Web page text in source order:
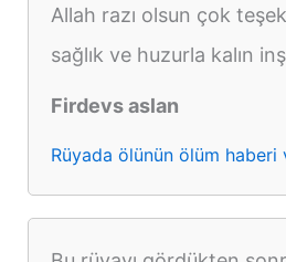
Allah razı olsun çok
sağlık ve huzurla kalın
Firdevs aslan
Rüyada ölünün ölüm haberi